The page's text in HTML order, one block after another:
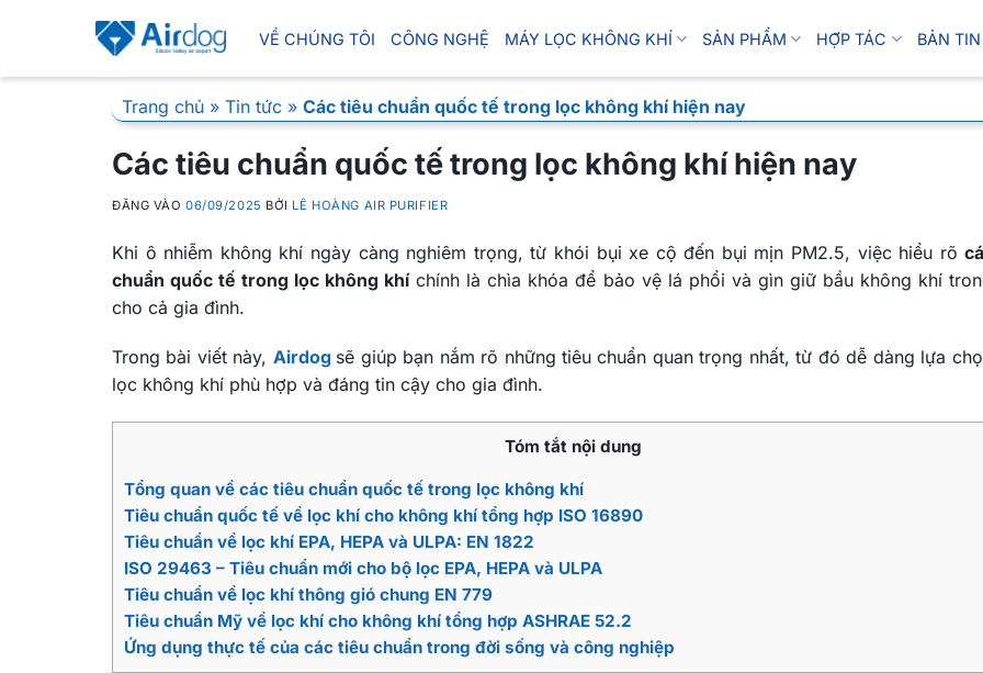
VỀ CHÚNG TÔI CÔNG NGHỆ MÁY LỌC KHÔNG KHÍ SẢN PHẨM HỢP TÁC BẢN TIN
Trang chủ » Tin tức » Các tiêu chuẩn quốc tế trong lọc không khí hiện nay
Các tiêu chuẩn quốc tế trong lọc không khí hiện nay
ĐĂNG VÀO06/09/2025 BỞI LÊ HOÀNG AIR PURIFIER
Khi ô nhiễm không khí ngày càng nghiêm trọng, từ khói bụi xe cộ đến bụi mịn PM2.5, việc hiểu rõ
chuẩn quốc tế trong lọc không khíchính là chìa khóa để bảo vệ lá phổi và gìn giữ bầu không khí
cho cả gia đình.
Trong bài viết này, Airdog sẽ giúp bạn nắm rõ những tiêu chuẩn quan trọng nhất, từ đó dễ dàng lựa
lọc không khí phù hợp và đáng tin cậy cho gia đình.
Tóm tắt nội dung
Tổng quan về các tiêu chuẩn quốc tế trong lọc không khí
Tiêu chuẩn quốc tế về lọc khí cho không khí tổng hợp ISO 16890
Tiêu chuẩn về lọc khí EPA, HEPA và ULPA: EN 1822
ISO 29463 – Tiêu chuẩn mới cho bộ lọc EPA, HEPA và ULPA
Tiêu chuẩn về lọc khí thông gió chung EN 779
Tiêu chuẩn Mỹ về lọc khí cho không khí tổng hợp ASHRAE 52.2
Ứng dụng thực tế của các tiêu chuẩn trong đời sống và công nghiệp